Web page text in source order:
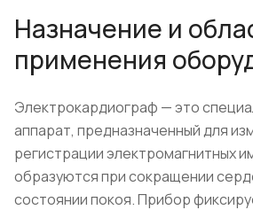
Назначение и
применения
Электрокардиограф — это
аппарат, предназначенный для
регистрации электромагнитных
образуются при сокращении
состоянии покоя. Прибор